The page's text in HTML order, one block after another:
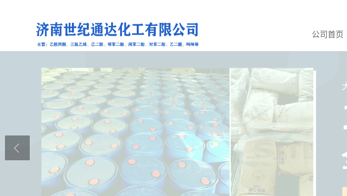
公司首页
公司首页
公司动态
产品展厅
证书荣誉
联系方式